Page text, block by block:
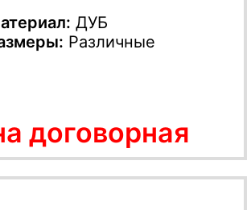
ДУБ
Различные
договорная